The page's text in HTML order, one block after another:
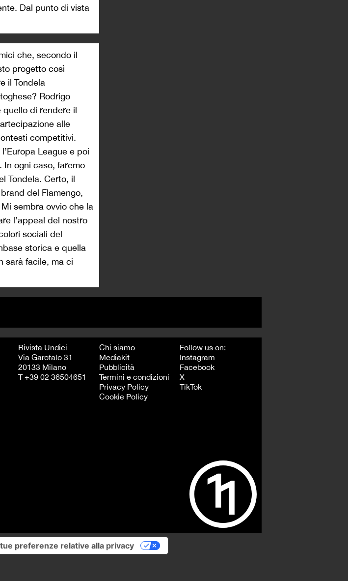
Dal punto di vista
che, secondo il
progetto così
il Tondela
Rodrigo
quello di rendere il
alle
competitivi.
League e poi
In ogni caso, faremo
Tondela. Certo, il
del Flamengo,
sembra ovvio che la
l’appeal del nostro
sociali del
storica e quella
sarà facile, ma ci
Rivista Undici
Via Garofalo 31
20133 Milano
T +39 02 36504651
Chi siamo
Mediakit
Pubblicità
Termini e condizioni
Privacy Policy
Cookie Policy
Follow us on:
Instagram
Facebook
X
TikTok
preferenze relative alla privacy